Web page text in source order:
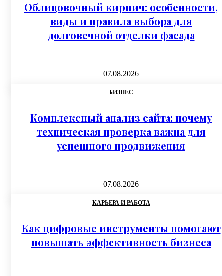
Облицовочный кирпич: особенности,
виды и правила выбора для
долговечной отделки фасада
07.08.2026
БИЗНЕС
Комплексный анализ сайта: почему
техническая проверка важна для
успешного продвижения
07.08.2026
КАРЬЕРА И РАБОТА
Как цифровые инструменты помогают
повышать эффективность бизнеса